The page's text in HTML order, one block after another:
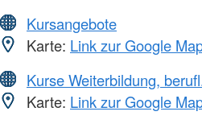
Kursangebote
Karte: Link zur Google
Kurse Weiterbildung,
Karte: Link zur Google